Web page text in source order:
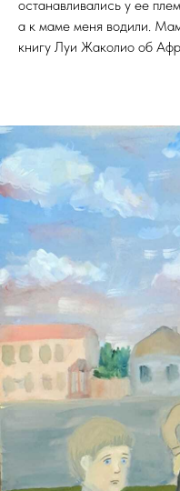
останавливались у ее
а к маме меня водили.
книгу Луи Жаколио об